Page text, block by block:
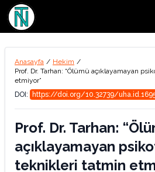
Anasayfa / Hekim /
Prof. Dr. Tarhan: “Ölümü açıklayamayan
etmiyor”
DOI:
https://doi.org/10.32739/
Prof. Dr. Tarhan:
açıklayamayan
teknikleri tatmin